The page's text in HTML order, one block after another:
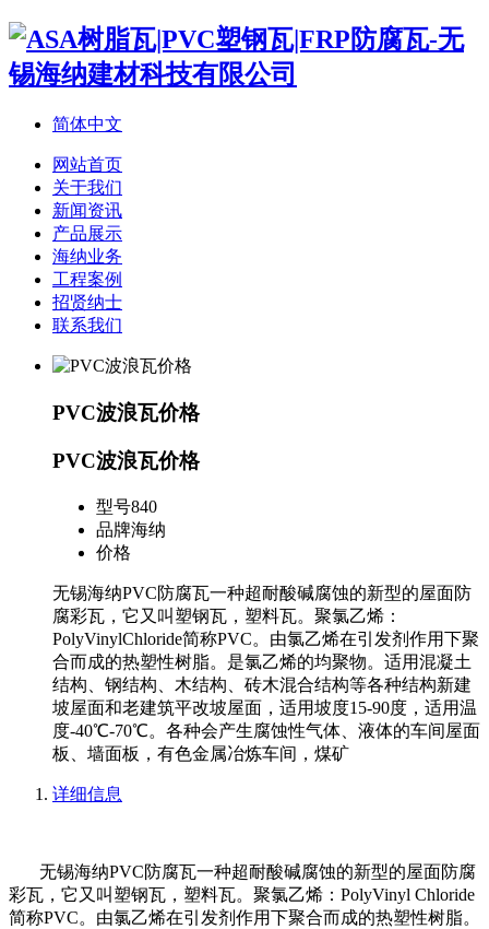
简体中文
网站首页
关于我们
新闻资讯
产品展示
海纳业务
工程案例
招贤纳士
联系我们
PVC波浪瓦价格
PVC波浪瓦价格
型号840
品牌海纳
价格
无锡海纳PVC防腐瓦一种超耐酸碱腐蚀的新型的屋面防
腐彩瓦，它又叫塑钢瓦，塑料瓦。聚氯乙烯：
PolyVinylChloride简称PVC。由氯乙烯在引发剂作用下聚
合而成的热塑性树脂。是氯乙烯的均聚物。适用混凝土
结构、钢结构、木结构、砖木混合结构等各种结构新建
坡屋面和老建筑平改坡屋面，适用坡度15-90度，适用温
度-40℃-70℃。各种会产生腐蚀性气体、液体的车间屋面
板、墙面板，有色金属冶炼车间，煤矿
详细信息
无锡海纳PVC防腐瓦一种超耐酸碱腐蚀的新型的屋面防腐
彩瓦，它又叫塑钢瓦，塑料瓦。聚氯乙烯：PolyVinyl Chloride
简称PVC。由氯乙烯在引发剂作用下聚合而成的热塑性树脂。